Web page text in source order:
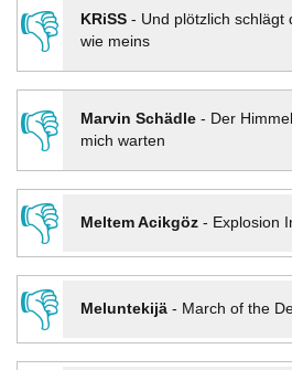
👎
KRiSS- Und plötzlich schlägt
wie meins
👎 Marvin Schädle- Der
mich warten
👎
Meltem Acikgöz- Explosion
👎
Meluntekijä- March of the